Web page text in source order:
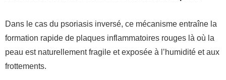
Dans le cas du psoriasis inversé, ce mécanisme entraîne la
formation rapide de plaques inflammatoires rouges là où la
peau est naturellement fragile et exposée à l’humidité et aux
frottements.